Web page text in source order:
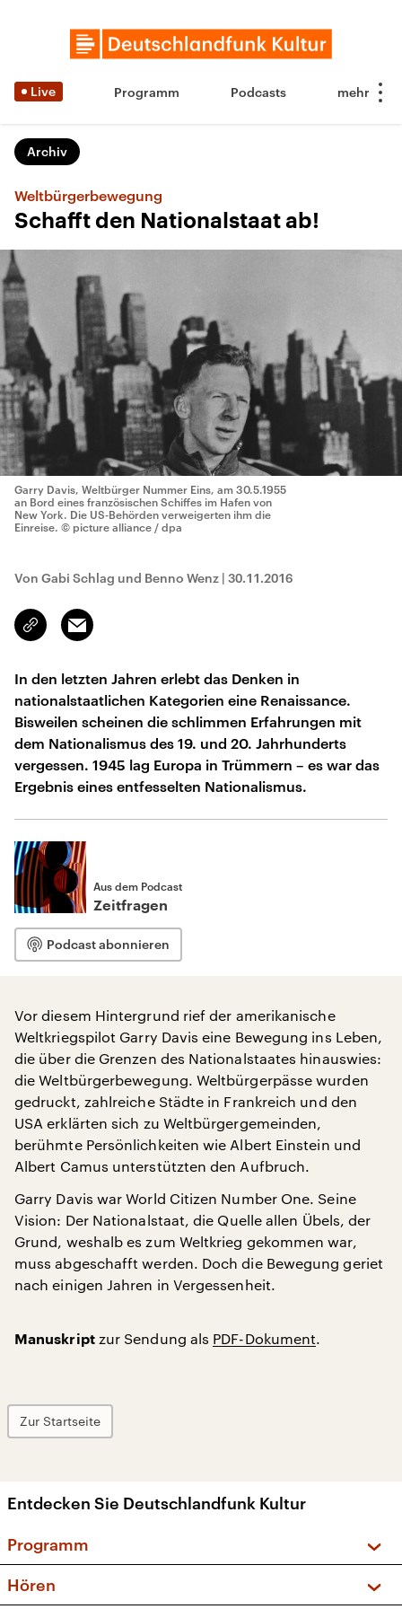
Live Programm Podcasts
Archiv
Weltbürgerbewegung
Schafft den Nationalstaat ab!
Garry Davis, Weltbürger Nummer Eins, am 30.5.1955
an Bord eines französischen Schiffes im Hafen von
New York. Die US-Behörden verweigerten ihm die
Einreise. © picture alliance / dpa
Von Gabi Schlag und Benno Wenz | 30.11.2016
Link
kopieren/teilen
Email
In den letzten Jahren erlebt das Denken in
nationalstaatlichen Kategorien eine Renaissance.
Bisweilen scheinen die schlimmen Erfahrungen mit
dem Nationalismus des 19. und 20. Jahrhunderts
vergessen. 1945 lag Europa in Trümmern – es war das
Ergebnis eines entfesselten Nationalismus.
Aus dem Podcast
Zeitfragen
Podcast abonnieren
Vor diesem Hintergrund rief der amerikanische
Weltkriegspilot Garry Davis eine Bewegung ins Leben,
die über die Grenzen des Nationalstaates hinauswies:
die Weltbürgerbewegung. Weltbürgerpässe wurden
gedruckt, zahlreiche Städte in Frankreich und den
USA erklärten sich zu Weltbürgergemeinden,
berühmte Persönlichkeiten wie Albert Einstein und
Albert Camus unterstützten den Aufbruch.
Garry Davis war World Citizen Number One. Seine
Vision: Der Nationalstaat, die Quelle allen Übels, der
Grund, weshalb es zum Weltkrieg gekommen war,
muss abgeschafft werden. Doch die Bewegung geriet
nach einigen Jahren in Vergessenheit.
Manuskriptzur Sendung als PDF-Dokument.
Zur Startseite
Entdecken Sie Deutschlandfunk Kultur
Programm
Hören